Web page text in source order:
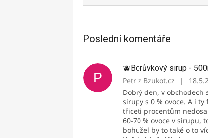
Poslední komentáře
P
🫐Borůvkový sirup -
Petr z Bzukot.cz
|
Dobrý den, v obchodech
sirupy s 0 % ovoce. A i
třiceti procentům
60-70 % ovoce v sirupu,
bohužel by to také o to